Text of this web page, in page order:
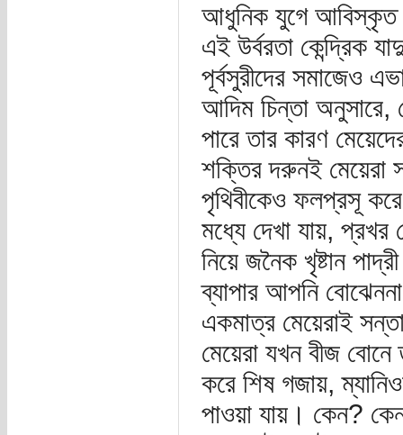
আধুনিক যুগে আবিস্কৃত
এই উর্বরতা কেন্দ্রিক
পূর্বসুরীদের সমাজেও
আদিম চিন্তা অনুসারে,
পারে তার কারণ
শক্তির দরুনই মেয়েরা
পৃথিবীকেও ফলপ্রসূ
মধ্যে দেখা যায়,
নিয়ে জনৈক খৃষ্টান
ব্যাপার আপনি
একমাত্র মেয়েরাই
মেয়েরা যখন বীজ
করে শিষ গজায়,
পাওয়া যায়। কেন?